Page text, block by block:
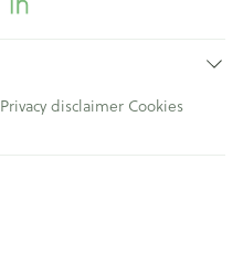
Privacy disclaimer Cookies